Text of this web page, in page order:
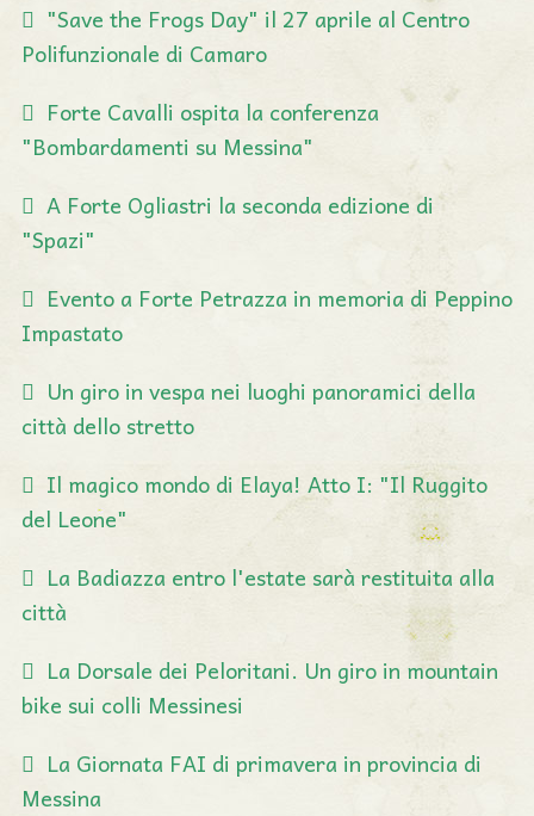
"Save the Frogs Day" il 27 aprile al Centro
Polifunzionale di Camaro
Forte Cavalli ospita la conferenza
"Bombardamenti su Messina"
A Forte Ogliastri la seconda edizione di
"Spazi"
Evento a Forte Petrazza in memoria di Peppino
Impastato
Un giro in vespa nei luoghi panoramici della
città dello stretto
Il magico mondo di Elaya! Atto I: "Il Ruggito
del Leone"
La Badiazza entro l'estate sarà restituita alla
città
La Dorsale dei Peloritani. Un giro in mountain
bike sui colli Messinesi
La Giornata FAI di primavera in provincia di
Messina